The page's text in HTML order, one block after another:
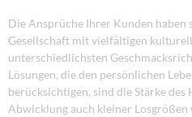
Die Ansprüche Ihrer Kunden haben
Gesellschaft mit vielfältigen
unterschiedlichsten
Lösungen, die den persönlichen
berücksichtigen, sind die Stärke
Abwicklung auch kleiner Losgrößen